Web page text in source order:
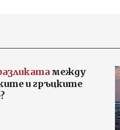
между
и гръцките